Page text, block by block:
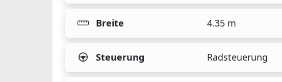
Breite 4.35 m
Steuerung Radsteuerung